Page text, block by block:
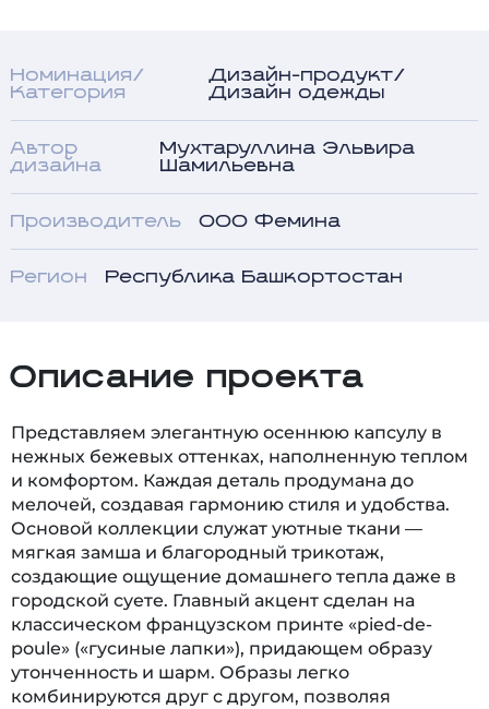
Номинация/
Категория
Дизайн-продукт/
Дизайн одежды
Автор
дизайна
Мухтаруллина Эльвира
Шамильевна
Производитель ООО Фемина
Регион Республика Башкортостан
Описание проекта
Представляем элегантную осеннюю капсулу в
нежных бежевых оттенках, наполненную теплом
и комфортом. Каждая деталь продумана до
мелочей, создавая гармонию стиля и удобства.
Основой коллекции служат уютные ткани —
мягкая замша и благородный трикотаж,
создающие ощущение домашнего тепла даже в
городской суете. Главный акцент сделан на
классическом французском принте «pied-de-
poule» («гусиные лапки»), придающем образу
утонченность и шарм. Образы легко
комбинируются друг с другом, позволяя